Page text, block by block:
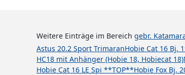
Weitere Einträge im Bereich gebr.
Astus 20.2 Sport TrimaranHobie Cat 16 Bj.
HC18 mit Anhänger (Hobie 18, Hobiecat 18)
Hobie Cat 16 LE Spi **TOP**Hobie Fox Bj.